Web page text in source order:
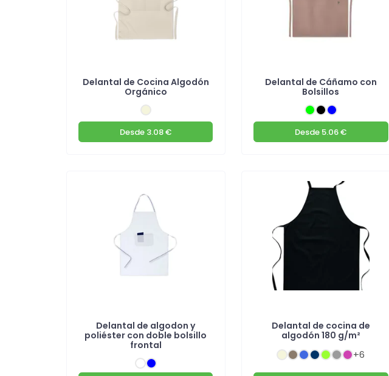
Delantal de Cocina Algodón
Orgánico
Desde 3.08 €
Delantal de Cáñamo con
Bolsillos
Desde 5.06 €
Delantal de algodon y
poliéster con doble bolsillo
frontal
Delantal de cocina de
algodón 180 g/m²
+6